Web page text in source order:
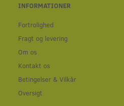
INFORMATIONER
Fortrolighed
Fragt og levering
Om os
Kontakt os
Betingelser & Vilkår
Oversigt